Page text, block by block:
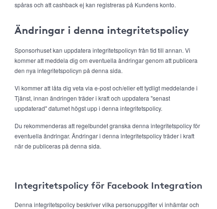
spåras och att cashback ej kan registreras på Kundens konto.
Ändringar i denna integritetspolicy
Sponsorhuset kan uppdatera integritetspolicyn från tid till annan. Vi
kommer att meddela dig om eventuella ändringar genom att publicera
den nya integritetspolicyn på denna sida.
Vi kommer att låta dig veta via e-post och/eller ett tydligt meddelande i
Tjänst, innan ändringen träder i kraft och uppdatera "senast
uppdaterad" datumet högst upp i denna integritetspolicy.
Du rekommenderas att regelbundet granska denna integritetspolicy för
eventuella ändringar. Ändringar i denna integritetspolicy träder i kraft
när de publiceras på denna sida.
Integritetspolicy för Facebook Integration
Denna integritetspolicy beskriver vilka personuppgifter vi inhämtar och